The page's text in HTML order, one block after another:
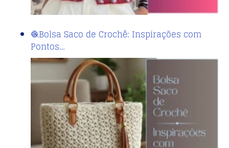
🧶Bolsa Saco de Crochê: Inspirações com
Pontos…